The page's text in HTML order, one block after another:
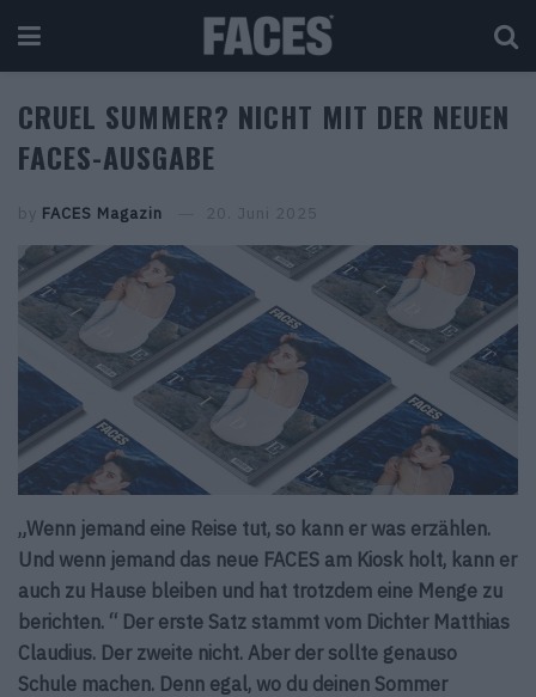
CRUEL SUMMER? NICHT MIT DER NEUEN
FACES-AUSGABE
by FACES Magazin 20. Juni 2025
„Wenn jemand eine Reise tut, so kann er was erzählen.
Und wenn jemand das neue FACES am Kiosk holt, kann er
auch zu Hause bleiben und hat trotzdem eine Menge zu
berichten. “ Der erste Satz stammt vom Dichter Matthias
Claudius. Der zweite nicht. Aber der sollte genauso
Schule machen. Denn egal, wo du deinen Sommer